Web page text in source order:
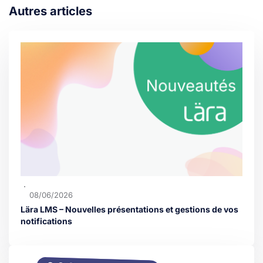
Autres articles
08/06/2026
Lära LMS – Nouvelles présentations et gestions de vos
notifications